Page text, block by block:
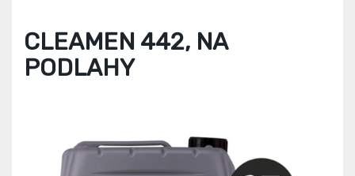
CLEAMEN 442, NA
PODLAHY